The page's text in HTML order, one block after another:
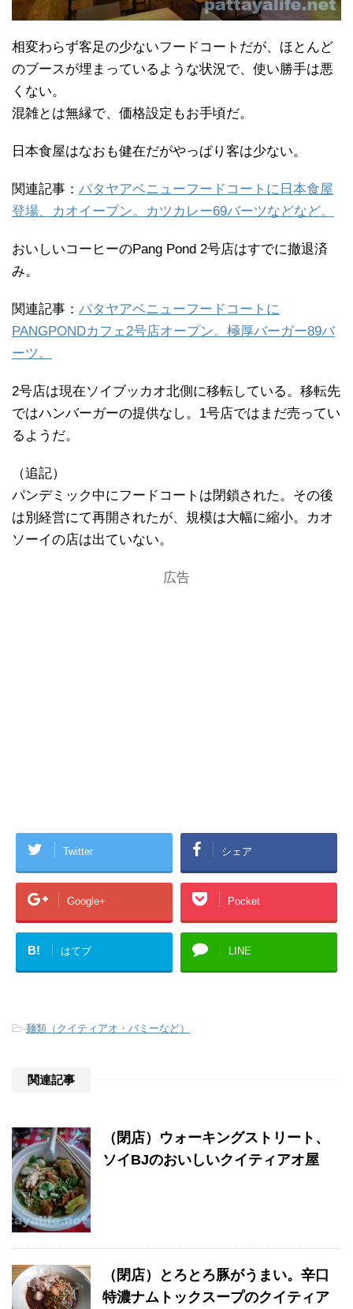
相変わらず客足の少ないフードコートだが、ほとんど
のブースが埋まっているような状況で、使い勝手は悪
くない。
混雑とは無縁で、価格設定もお手頃だ。
日本食屋はなおも健在だがやっぱり客は少ない。
関連記事： パタヤアベニューフードコートに日本食屋
登場、カオイープン。カツカレー69バーツなどなど。
おいしいコーヒーのPang Pond 2号店はすでに撤退済
み。
関連記事： パタヤアベニューフードコートに
PANGPONDカフェ2号店オープン。極厚バーガー89バ
ーツ。
2号店は現在ソイブッカオ北側に移転している。移転先
ではハンバーガーの提供なし。1号店ではまだ売ってい
るようだ。
（追記）
パンデミック中にフードコートは閉鎖された。その後
は別経営にて再開されたが、規模は大幅に縮小。カオ
ソーイの店は出ていない。
広告
Twitter シェア
Google+ Pocket
B! はてブ LINE
-麺類（クイティアオ・バミーなど）
関連記事
（閉店）ウォーキングストリート、
ソイBJのおいしいクイティアオ屋
（閉店）とろとろ豚がうまい。辛口
特濃ナムトックスープのクイティア